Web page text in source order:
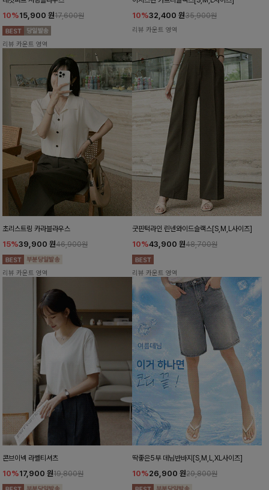
10%15,900 원17,600원
리뷰 카운트 영역
10%32,400 원35,900원
리뷰 카운트 영역
초리스트링 카라블라우스
15%39,900 원46,900원
리뷰 카운트 영역
굿핀턱라인 린넨와이드슬랙스[S,M,L사이즈]
10%43,900 원48,700원
리뷰 카운트 영역
콘브이넥 라벨티셔츠
10%17,900 원19,800원
딱좋은5부 데님반바지[S,M,L,XL사이즈]
10%26,900 원29,800원